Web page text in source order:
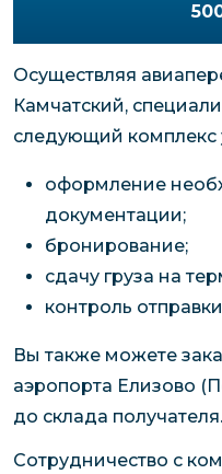
Осуществляя
Камчатский,
следующий комплекс
оформление
документации;
бронирование;
сдачу груза на
контроль
Вы также можете
аэропорта Елизово
до склада получателя.
Сотрудничество с